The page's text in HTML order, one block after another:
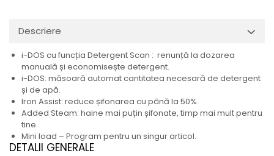
Descriere
i-DOS cu funcția Detergent Scan : renunță la dozarea
manuală și economisește detergent.
i-DOS: măsoară automat cantitatea necesară de detergent
și de apă.
Iron Assist: reduce șifonarea cu până la 50%.
Added Steam: haine mai puțin șifonate, timp mai mult pentru
tine.
Mini load – Program pentru un singur articol.
DETALII GENERALE